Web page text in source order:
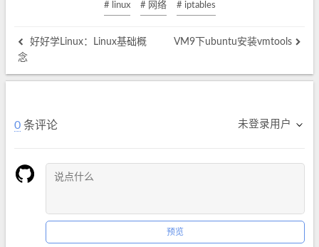
# linux # 网络 # iptables
好好学Linux：Linux基础概
念
VM9下ubuntu安装vmtools
0 条评论 未登录用户
预览